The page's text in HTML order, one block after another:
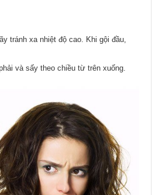
tránh xa nhiệt độ cao. Khi gội đầu,
và sấy theo chiều từ trên xuống.